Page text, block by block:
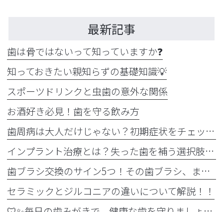
最新記事
歯は骨ではないって知っていますか❓
知っておきたい親知らずの基礎知識💡
スポーツドリンクと虫歯の意外な関係
お酒好き必見！歯を守る飲み方
歯周病は大人だけじゃない？初期症状をチェック
インプラント治療とは？失った歯を補う選択肢を正しく知りましょう！！
歯ブラシ交換のサイン5つ！その歯ブラシ、まだ使っていませんか？🪥
セラミックとジルコニアの違いについて解説！！